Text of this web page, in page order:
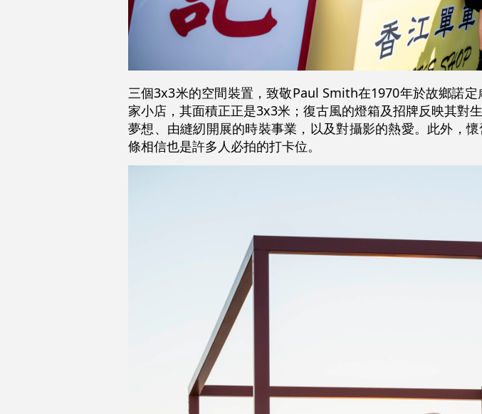
三個3x3米的空間裝置，致敬Paul Smith在1970年於故鄉諾
家小店，其面積正正是3x3米；復古風的燈箱及招牌反映其
夢想、由縫紉開展的時裝事業，以及對攝影的熱愛。此外，
條相信也是許多人必拍的打卡位。